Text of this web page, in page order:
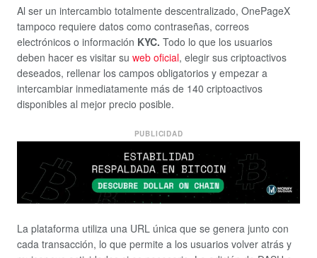
Al ser un intercambio totalmente descentralizado, OnePageX
tampoco requiere datos como contraseñas, correos
electrónicos o información KYC. Todo lo que los usuarios
deben hacer es visitar su web oficial, elegir sus criptoactivos
deseados, rellenar los campos obligatorios y empezar a
intercambiar inmediatamente más de 140 criptoactivos
disponibles al mejor precio posible.
PUBLICIDAD
La plataforma utiliza una URL única que se genera junto con
cada transacción, lo que permite a los usuarios volver atrás y